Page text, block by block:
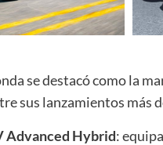
se destacó como la
sus lanzamientos más
Advanced Hybrid: